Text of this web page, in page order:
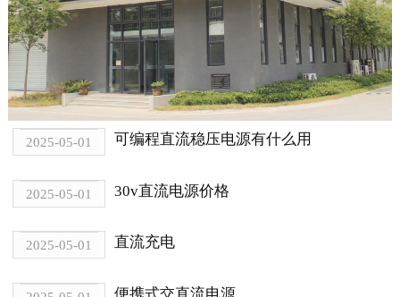
2025-05-01 可编程直流稳压电源有什么用
2025-05-01 30v直流电源价格
2025-05-01 直流充电
便携式交直流电源